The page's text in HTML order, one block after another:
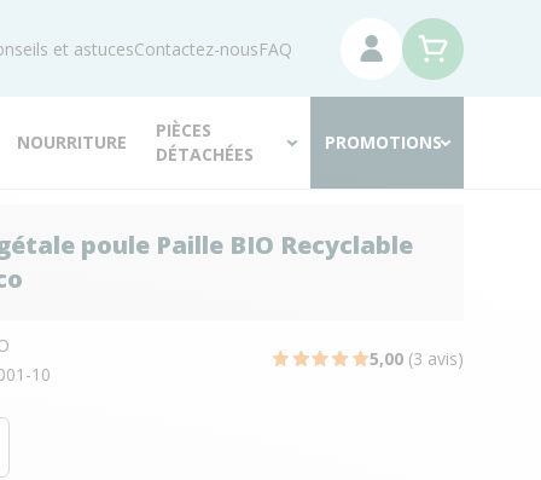
et astucesContactez-nousFAQ
NOURRITURE
PIÈCES
DÉTACHÉES
PROMOTIONS
poule Paille BIO Recyclable
10
5,00 (3 avis)